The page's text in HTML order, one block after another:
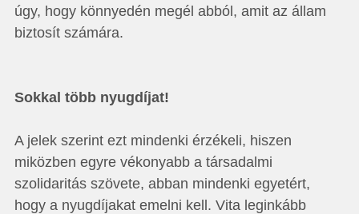
úgy, hogy könnyedén megél abból, amit az állam
biztosít számára.
Sokkal több nyugdíjat!
A jelek szerint ezt mindenki érzékeli, hiszen
miközben egyre vékonyabb a társadalmi
szolidaritás szövete, abban mindenki egyetért,
hogy a nyugdíjakat emelni kell. Vita leginkább